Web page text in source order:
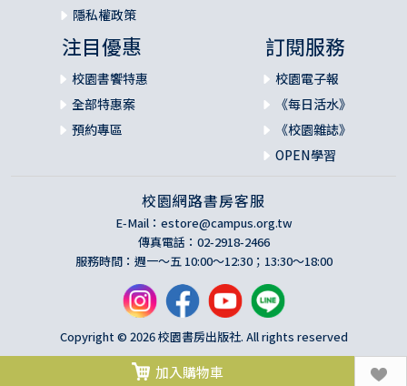
隱私權政策
注目優惠
校園書饗特惠
全部特惠案
預約專區
訂閱服務
校園電子報
《每日活水》
《校園雜誌》
OPEN學習
校園網路書房客服
E-Mail： estore@campus.org.tw
傳真電話：02-2918-2466
服務時間：週一～五 10:00～12:30；13:30～18:00
Copyright © 2026 校園書房出版社. All rights reserved
加入購物車